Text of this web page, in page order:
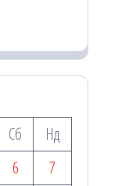
Сб
Нд
6
7